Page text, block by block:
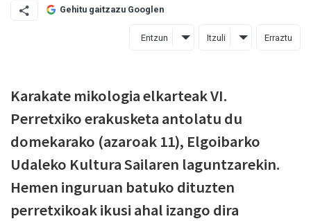
Gehitu gaitzazu Googlen
Entzun Itzuli Erraztu
Karakate mikologia elkarteak VI.
Perretxiko erakusketa antolatu du
domekarako (azaroak 11), Elgoibarko
Udaleko Kultura Sailaren laguntzarekin.
Hemen inguruan batuko dituzten
perretxikoak ikusi ahal izango dira